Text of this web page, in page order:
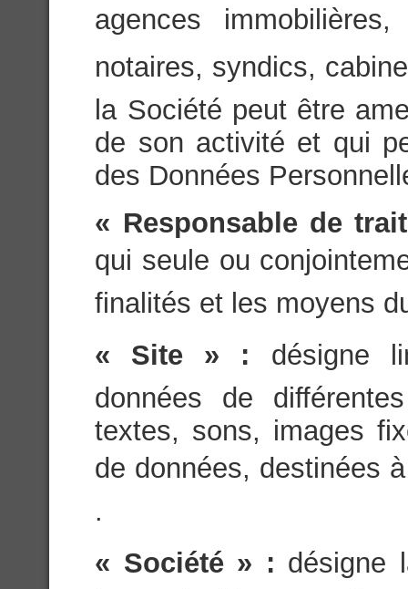
agences
notaires, syndics,
la Société peut être
de son activité et qui
des Données
« Responsable de
qui seule ou
finalités et les moyens
« Site » : désigne
données de
textes, sons, images
de données, destinées
.
« Société » : désigne